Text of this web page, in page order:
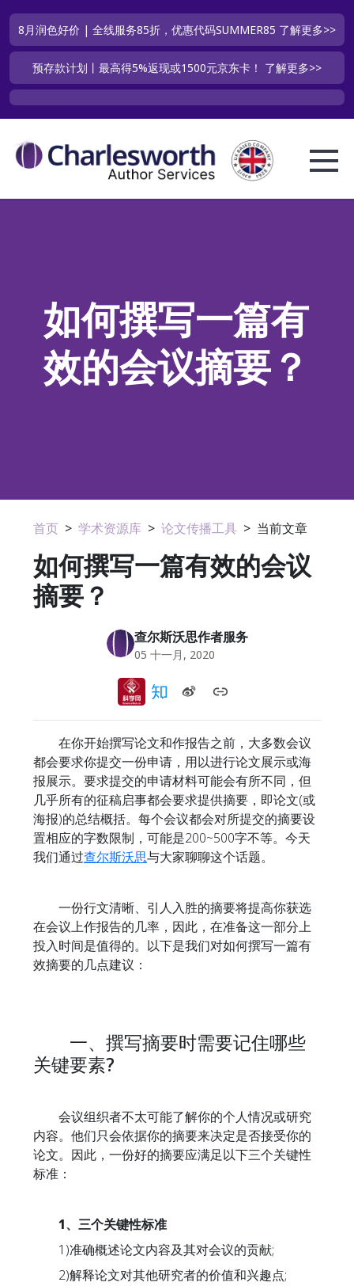
8月润色好价 | 全线服务85折，优惠代码SUMMER85 了解更多>>
预存款计划丨最高得5%返现或1500元京东卡！ 了解更多>>
如何撰写一篇有
效的会议摘要？
首页 > 学术资源库 > 论文传播工具 > 当前文章
如何撰写一篇有效的会议
摘要？
查尔斯沃思作者服务
05 十一月, 2020
在你开始撰写论文和作报告之前，大多数会议
都会要求你提交一份申请，用以进行论文展示或海
报展示。要求提交的申请材料可能会有所不同，但
几乎所有的征稿启事都会要求提供摘要，即论文(或
海报)的总结概括。每个会议都会对所提交的摘要设
置相应的字数限制，可能是200~500字不等。今天
我们通过查尔斯沃思与大家聊聊这个话题。
一份行文清晰、引人入胜的摘要将提高你获选
在会议上作报告的几率，因此，在准备这一部分上
投入时间是值得的。以下是我们对如何撰写一篇有
效摘要的几点建议：
一、撰写摘要时需要记住哪些
关键要素?
会议组织者不太可能了解你的个人情况或研究
内容。他们只会依据你的摘要来决定是否接受你的
论文。因此，一份好的摘要应满足以下三个关键性
标准：
1、三个关键性标准
1)准确概述论文内容及其对会议的贡献;
2)解释论文对其他研究者的价值和兴趣点;